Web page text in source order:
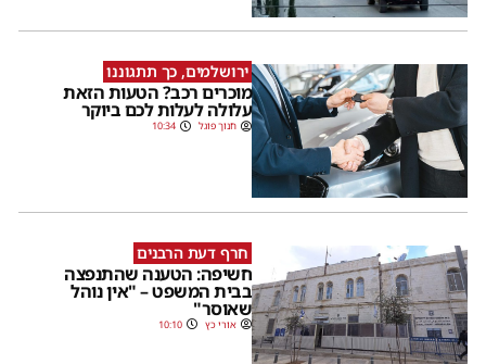
ירושלמים, כך תתגוננו
מוכרים רכב? הטעות הזאת
עלולה לעלות לכם ביוקר
חנוך פוגל 10:34
חרף דעת הרבנים
חשיפה: הטענה שהתנפצה
בבית המשפט – "אין נוהל
שאוסר"
אורי כץ 10:10